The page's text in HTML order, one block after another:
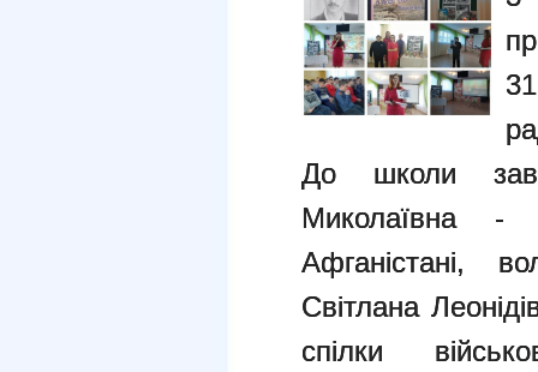
До школи
Миколаївна -
Афганістані,
Світлана
спілки